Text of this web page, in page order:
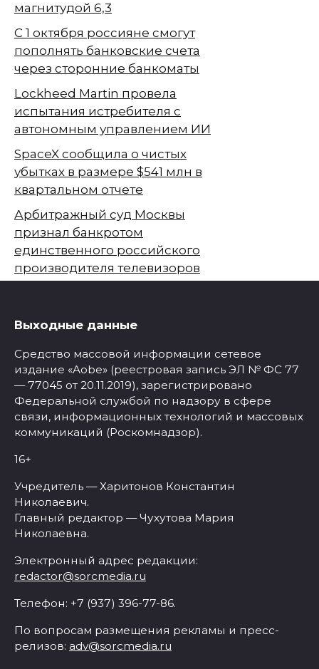
магнитудой 6,3
С 1 октября россияне смогут
пополнять банковские счета
через сторонние банкоматы
Lockheed Martin провела
испытания истребителя с
автономным управлением ИИ
SpaceX сообщила о чистых
убытках в размере $541 млн в
квартальном отчете
Арбитражный суд Москвы
признал банкротом
единственного российского
производителя телевизоров
Выходные данные
Средство массовой информации сетевое
издание «Aobe» (реестровая запись ЭЛ № ФС 77
— 77045 от 20.11.2019), зарегистрировано
Федеральной службой по надзору в сфере
связи, информационных технологий и массовых
коммуникаций (Роскомнадзор).
16+
Учредитель — Харитонов Константин
Николаевич.
Главный редактор — Чухутова Мария
Николаевна.
Электронный адрес редакции:
redactor@sorcmedia.ru
Телефон: +7 (937) 396-77-86.
По вопросам размещения рекламы и пресс-
релизов: adv@sorcmedia.ru